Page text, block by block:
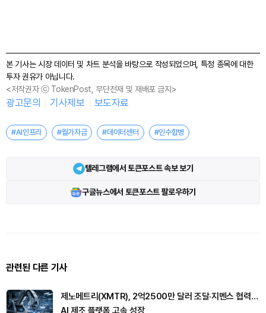
본 기사는 시장 데이터 및 차트 분석을 바탕으로 작성되었으며, 특정 종목에 대한
투자 권유가 아닙니다.
<저작권자 ⓒ TokenPost, 무단전재 및 재배포 금지>
광고문의 기사제보 보도자료
#AI인프라 #월가자금 #데이터센터 #인수합병
텔레그램에서 토큰포스트 속보 보기
구글뉴스에서 토큰포스트 팔로우하기
관련된 다른 기사
제노메트리(XMTR), 2억2500만 달러 조달·지멘스 협력…
AI 제조 플랫폼 고속 성장